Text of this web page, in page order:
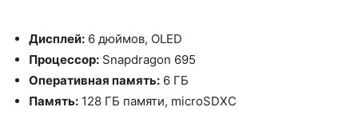
Дисплей: 6 дюймов, OLED
Процессор: Snapdragon 695
Оперативная память: 6 ГБ
Память: 128 ГБ памяти, microSDXC